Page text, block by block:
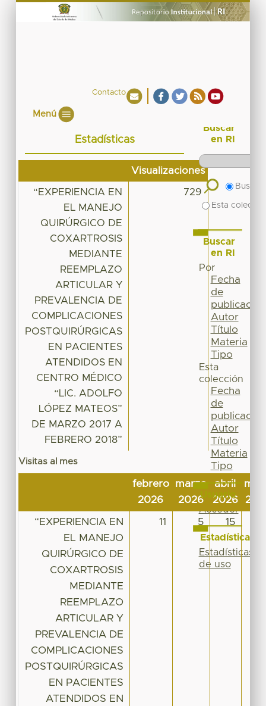
Contacto
Menú
Estadísticas
Visualizaciones
“EXPERIENCIA EN
EL MANEJO
QUIRÚRGICO DE
COXARTROSIS
MEDIANTE
REEMPLAZO
ARTICULAR Y
PREVALENCIA DE
COMPLICACIONES
POSTQUIRÚRGICAS
EN PACIENTES
ATENDIDOS EN
CENTRO MÉDICO
“LIC. ADOLFO
LÓPEZ MATEOS”
DE MARZO 2017 A
FEBRERO 2018”
729
Visitas al mes
febrero
2026
marzo
2026
abril
2026
“EXPERIENCIA EN
EL MANEJO
QUIRÚRGICO DE
COXARTROSIS
MEDIANTE
REEMPLAZO
ARTICULAR Y
PREVALENCIA DE
COMPLICACIONES
POSTQUIRÚRGICAS
EN PACIENTES
ATENDIDOS EN
11 5 15
Buscar
en RI
Buscar
Esta
Buscar
en RI
Por
Fecha
de
publicación
Autor
Título
Materia
Tipo
Esta
colección
Fecha
de
publicación
Autor
Título
Materia
Tipo
Usuario
Acceder
Estadísticas
Estadísticas
de uso